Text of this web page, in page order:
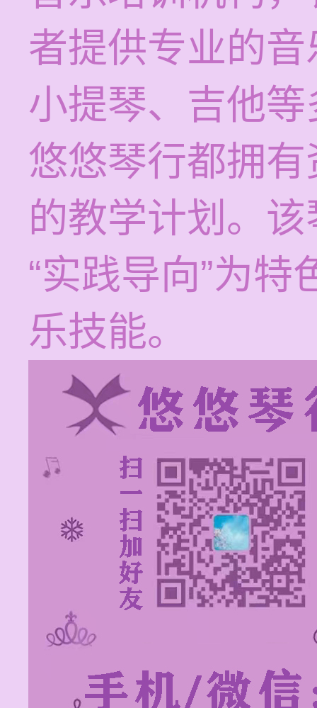
者提供专业的
小提琴、吉他
悠悠琴行都拥
的教学计划。该
“实践导向”为
乐技能。